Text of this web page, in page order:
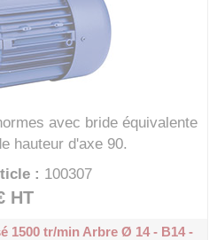
avec bride équivalente
hauteur d'axe 90.
: 100307
HT
1500 tr/minArbre Ø 14 - B14 -